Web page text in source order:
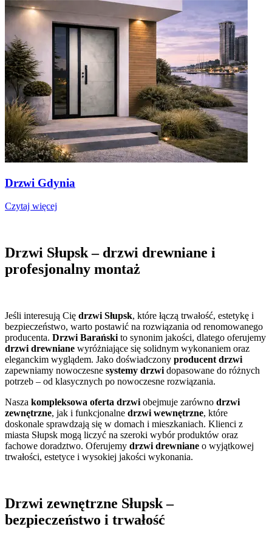
Drzwi Gdynia
Czytaj więcej
Drzwi Słupsk – drzwi drewniane i
profesjonalny montaż
Jeśli interesują Cię drzwi Słupsk, które łączą trwałość, estetykę i
bezpieczeństwo, warto postawić na rozwiązania od renomowanego
producenta. Drzwi Barański to synonim jakości, dlatego oferujemy
drzwi drewniane wyróżniające się solidnym wykonaniem oraz
eleganckim wyglądem. Jako doświadczony producent drzwi
zapewniamy nowoczesne systemy drzwi dopasowane do różnych
potrzeb – od klasycznych po nowoczesne rozwiązania.
Nasza kompleksowa oferta drzwi obejmuje zarówno drzwi
zewnętrzne, jak i funkcjonalne drzwi wewnętrzne, które
doskonale sprawdzają się w domach i mieszkaniach. Klienci z
miasta Słupsk mogą liczyć na szeroki wybór produktów oraz
fachowe doradztwo. Oferujemy drzwi drewniane o wyjątkowej
trwałości, estetyce i wysokiej jakości wykonania.
Drzwi zewnętrzne Słupsk –
bezpieczeństwo i trwałość